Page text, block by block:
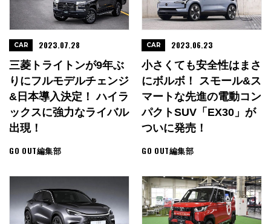
三菱トライトンが9年ぶ
りにフルモデルチェンジ
&日本導入決定！ ハイラ
ックスに強力なライバル
出現！
GO OUT編集部
CAR 2023.07.28
小さくても安全性はまさ
にボルボ！ スモール&ス
マートな先進の電動コン
パクトSUV「EX30」が
ついに発売！
GO OUT編集部
CAR 2023.06.23